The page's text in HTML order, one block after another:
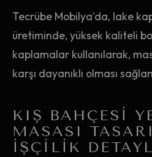
Tecrübe Mobilya'da, lake
üretiminde, yüksek kaliteli
kaplamalar kullanılarak,
karşı dayanıklı olması
KIŞ BAHÇESI
MASASI
İŞÇILIK